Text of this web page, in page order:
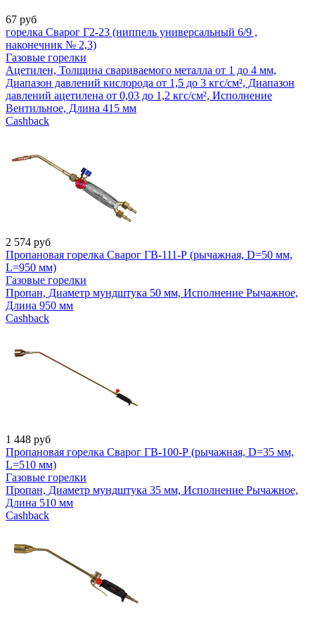
67 руб
горелка Сварог Г2-23 (ниппель универсальный 6/9 ,
наконечник № 2,3)
Газовые горелки
Ацетилен, Толщина свариваемого металла от 1 до 4 мм,
Диапазон давлений кислорода от 1,5 до 3 кгс/см², Диапазон
давлений ацетилена от 0,03 до 1,2 кгс/см², Исполнение
Вентильное, Длина 415 мм
Cashback
2 574 руб
Пропановая горелка Сварог ГВ-111-Р (рычажная, D=50 мм,
L=950 мм)
Газовые горелки
Пропан, Диаметр мундштука 50 мм, Исполнение Рычажное,
Длина 950 мм
Cashback
1 448 руб
Пропановая горелка Сварог ГВ-100-Р (рычажная, D=35 мм,
L=510 мм)
Газовые горелки
Пропан, Диаметр мундштука 35 мм, Исполнение Рычажное,
Длина 510 мм
Cashback